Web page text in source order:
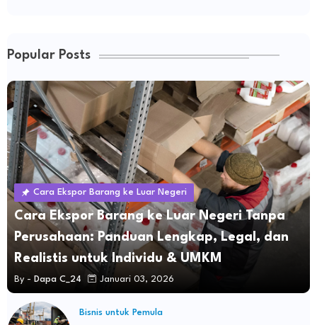
Popular Posts
Cara Ekspor Barang ke Luar Negeri
Cara Ekspor Barang ke Luar Negeri Tanpa
Perusahaan: Panduan Lengkap, Legal, dan
Realistis untuk Individu & UMKM
By - Dapa C_24 Januari 03, 2026
Bisnis untuk Pemula